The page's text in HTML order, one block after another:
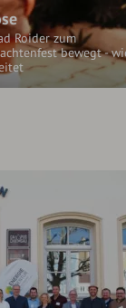
Roider zum
bewegt -